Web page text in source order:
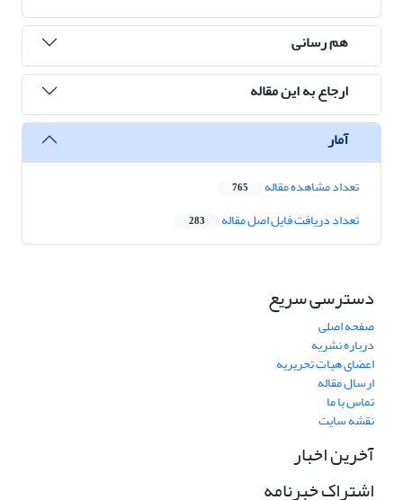
هم رسانی
ارجاع به این مقاله
آمار
تعداد مشاهده مقاله 765
تعداد دریافت فایل اصل مقاله 283
دسترسی سریع
صفحه اصلی
درباره نشریه
اعضای هیات تحریریه
ارسال مقاله
تماس با ما
نقشه سایت
آخرین اخبار
اشتراک خبرنامه